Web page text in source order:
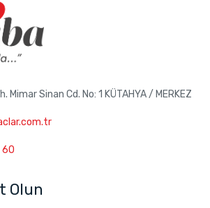
Mimar Sinan Cd. No: 1 KÜTAHYA / MERKEZ
60
Olun